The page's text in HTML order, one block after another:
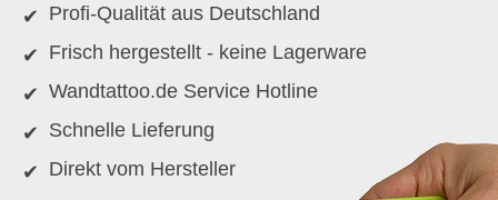
Profi-Qualität aus Deutschland
Frisch hergestellt - keine Lagerware
Wandtattoo.de Service Hotline
Schnelle Lieferung
Direkt vom Hersteller